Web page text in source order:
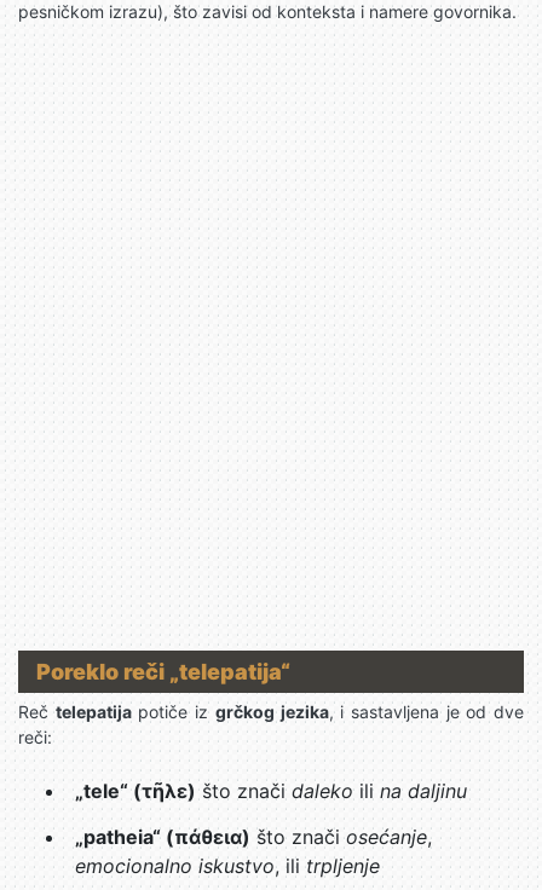
pesničkom izrazu), što zavisi od konteksta i namere govornika.
Poreklo reči „telepatija“
Rečtelepatijapotiče iz grčkog jezika, i sastavljena je od dve
reči:
„tele“ (τῆλε) što znači dalekoili na daljinu
„patheia“ (πάθεια) što značiosećanje,
emocionalno iskustvo, ilitrpljenje